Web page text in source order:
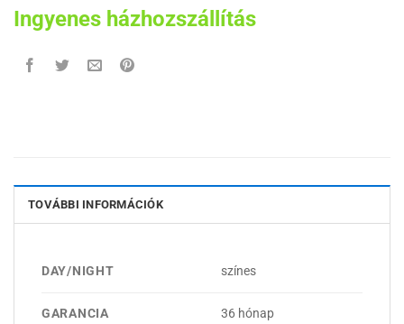
Ingyenes házhozszállítás
TOVÁBBI INFORMÁCIÓK
DAY/NIGHT színes
GARANCIA 36 hónap